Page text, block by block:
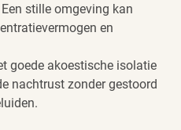
stille omgeving kan
en
goede akoestische isolatie
nachtrust zonder gestoord